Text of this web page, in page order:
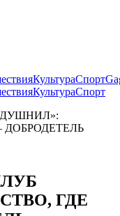
КультураСпорт
КультураСпорт
ГДЕ